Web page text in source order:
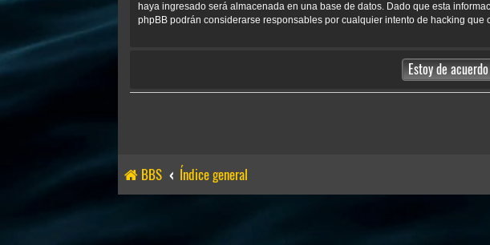
haya ingresado será almacenada en una base de datos. Dado que esta
phpBB podrán considerarse responsables por cualquier intento de hacking que
BBS Índice general